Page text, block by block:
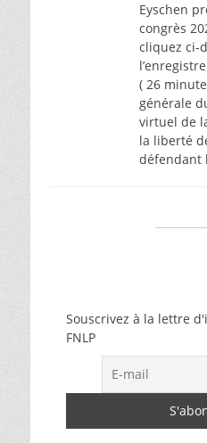
Eyschen
congrès
cliquez ci-
( 26
générale
virtuel de
la liberté
défendant
Souscrivez à la lettre
FNLP